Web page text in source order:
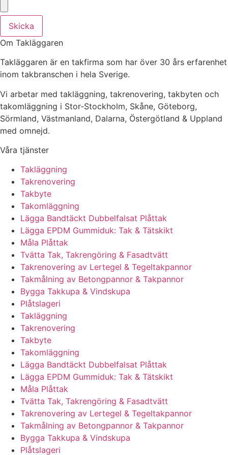
Skicka
Om Takläggaren
Takläggaren är en takfirma som har över 30 års erfarenhet
inom takbranschen i hela Sverige.
Vi arbetar med takläggning, takrenovering, takbyten och
takomläggning i Stor-Stockholm, Skåne, Göteborg,
Sörmland, Västmanland, Dalarna, Östergötland & Uppland
med omnejd.
Våra tjänster
Takläggning
Takrenovering
Takbyte
Takomläggning
Lägga Bandtäckt Dubbelfalsat Plåttak
Lägga EPDM Gummiduk: Tak & Tätskikt
Måla Plåttak
Tvätta Tak, Takrengöring & Fasadtvätt
Takrenovering av Lertegel & Tegeltakpannor
Takmålning av Betongpannor & Takpannor
Bygga Takkupa & Vindskupa
Plåtslageri
Takläggning
Takrenovering
Takbyte
Takomläggning
Lägga Bandtäckt Dubbelfalsat Plåttak
Lägga EPDM Gummiduk: Tak & Tätskikt
Måla Plåttak
Tvätta Tak, Takrengöring & Fasadtvätt
Takrenovering av Lertegel & Tegeltakpannor
Takmålning av Betongpannor & Takpannor
Bygga Takkupa & Vindskupa
Plåtslageri